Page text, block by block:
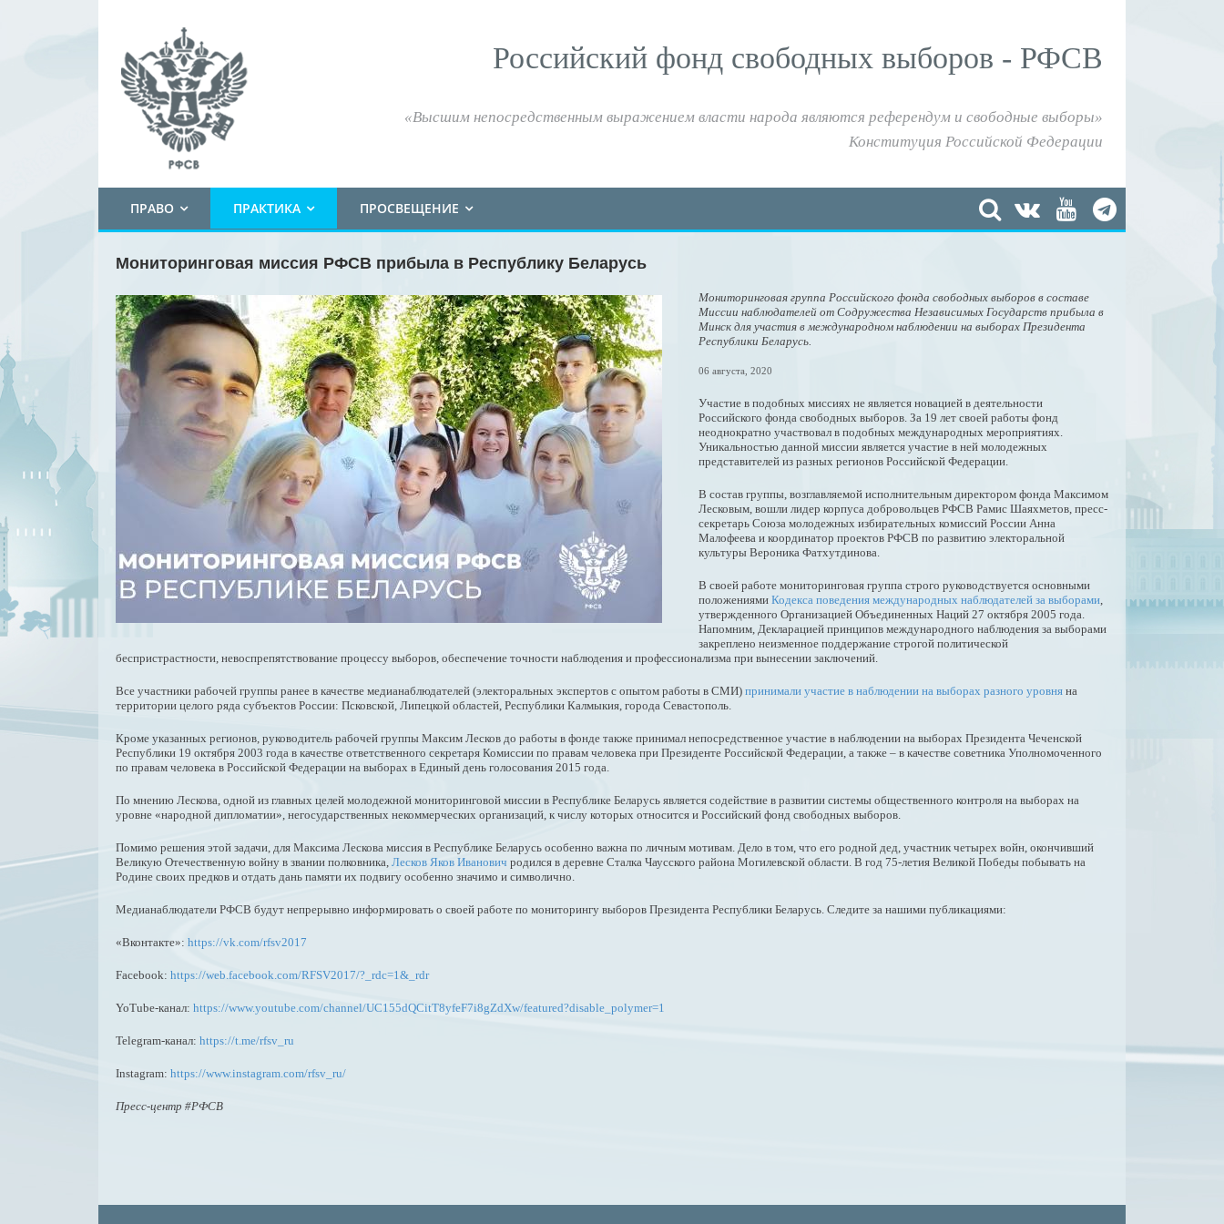
Российский фонд свободных выборов - РФСВ
«Высшим непосредственным выражением власти народа являются референдум и свободные выборы»
Конституция Российской Федерации
ПРАВО ПРАКТИКА ПРОСВЕЩЕНИЕ
Мониторинговая миссия РФСВ прибыла в Республику Беларусь
Мониторинговая группа Российского фонда свободных выборов в составе
Миссии наблюдателей от Содружества Независимых Государств прибыла в
Минск для участия в международном наблюдении на выборах Президента
Республики Беларусь.
06 августа, 2020
Участие в подобных миссиях не является новацией в деятельности
Российского фонда свободных выборов. За 19 лет своей работы фонд
неоднократно участвовал в подобных международных мероприятиях.
Уникальностью данной миссии является участие в ней молодежных
представителей из разных регионов Российской Федерации.
В состав группы, возглавляемой исполнительным директором фонда Максимом
Лесковым, вошли лидер корпуса добровольцев РФСВ Рамис Шаяхметов, пресс-
секретарь Союза молодежных избирательных комиссий России Анна
Малофеева и координатор проектов РФСВ по развитию электоральной
культуры Вероника Фатхутдинова.
В своей работе мониторинговая группа строго руководствуется основными
положениями Кодекса поведения международных наблюдателей за выборами,
утвержденного Организацией Объединенных Наций 27 октября 2005 года.
Напомним, Декларацией принципов международного наблюдения за выборами
закреплено неизменное поддержание строгой политической
беспристрастности, невоспрепятствование процессу выборов, обеспечение точности наблюдения и профессионализма при вынесении заключений.
Все участники рабочей группы ранее в качестве медианаблюдателей (электоральных экспертов с опытом работы в СМИ) принимали участие в наблюдении на выборах разного уровня на
территории целого ряда субъектов России: Псковской, Липецкой областей, Республики Калмыкия, города Севастополь.
Кроме указанных регионов, руководитель рабочей группы Максим Лесков до работы в фонде также принимал непосредственное участие в наблюдении на выборах Президента Чеченской
Республики 19 октября 2003 года в качестве ответственного секретаря Комиссии по правам человека при Президенте Российской Федерации, а также – в качестве советника Уполномоченного
по правам человека в Российской Федерации на выборах в Единый день голосования 2015 года.
По мнению Лескова, одной из главных целей молодежной мониторинговой миссии в Республике Беларусь является содействие в развитии системы общественного контроля на выборах на
уровне «народной дипломатии», негосударственных некоммерческих организаций, к числу которых относится и Российский фонд свободных выборов.
Помимо решения этой задачи, для Максима Лескова миссия в Республике Беларусь особенно важна по личным мотивам. Дело в том, что его родной дед, участник четырех войн, окончивший
Великую Отечественную войну в звании полковника, Лесков Яков Иванович родился в деревне Сталка Чаусского района Могилевской области. В год 75-летия Великой Победы побывать на
Родине своих предков и отдать дань памяти их подвигу особенно значимо и символично.
Медианаблюдатели РФСВ будут непрерывно информировать о своей работе по мониторингу выборов Президента Республики Беларусь. Следите за нашими публикациями:
«Вконтакте»: https://vk.com/rfsv2017
Facebook: https://web.facebook.com/RFSV2017/?_rdc=1&_rdr
YoTube-канал: https://www.youtube.com/channel/UC155dQCitT8yfeF7i8gZdXw/featured?disable_polymer=1
Telegram-канал: https://t.me/rfsv_ru
Instagram: https://www.instagram.com/rfsv_ru/
Пресс-центр #РФСВ